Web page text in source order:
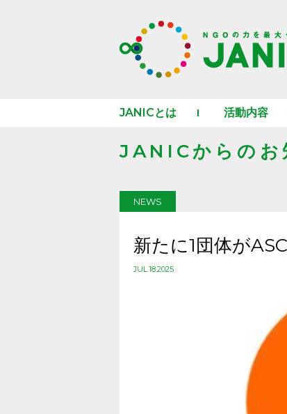
JANICとは 活動内容
JANICからのお
NEWS
新たに1団体が
JUL.18.2025